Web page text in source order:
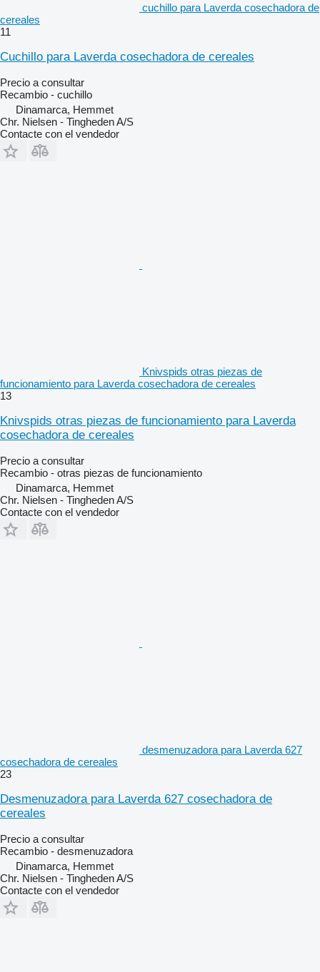
cuchillo para Laverda cosechadora de
cereales
11
Cuchillo para Laverda cosechadora de cereales
Precio a consultar
Recambio - cuchillo
Dinamarca, Hemmet
Chr. Nielsen - Tingheden A/S
Contacte con el vendedor
Knivspids otras piezas de
funcionamiento para Laverda cosechadora de cereales
13
Knivspids otras piezas de funcionamiento para Laverda
cosechadora de cereales
Precio a consultar
Recambio - otras piezas de funcionamiento
Dinamarca, Hemmet
Chr. Nielsen - Tingheden A/S
Contacte con el vendedor
desmenuzadora para Laverda 627
cosechadora de cereales
23
Desmenuzadora para Laverda 627 cosechadora de
cereales
Precio a consultar
Recambio - desmenuzadora
Dinamarca, Hemmet
Chr. Nielsen - Tingheden A/S
Contacte con el vendedor